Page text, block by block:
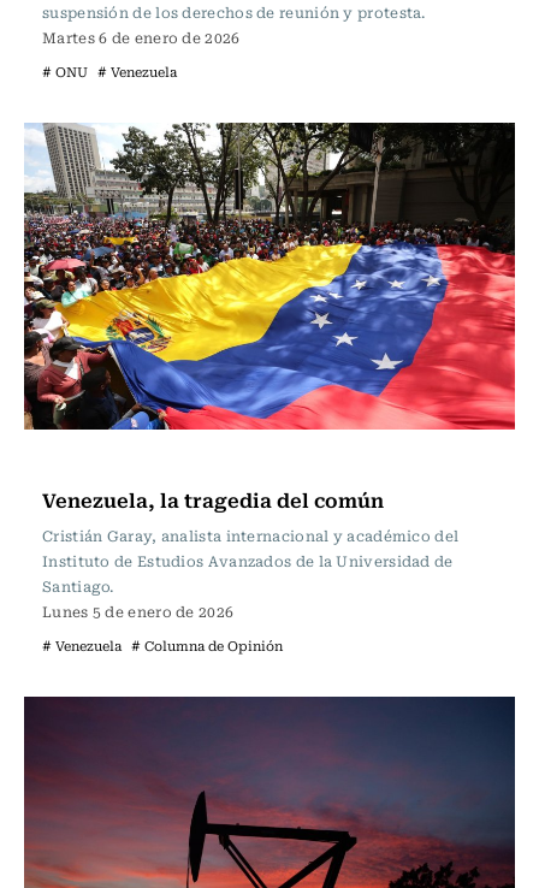
suspensión de los derechos de reunión y protesta.
Martes 6 de enero de 2026
# ONU # Venezuela
Venezuela, la tragedia del común
Cristián Garay, analista internacional y académico del
Instituto de Estudios Avanzados de la Universidad de
Santiago.
Lunes 5 de enero de 2026
# Venezuela # Columna de Opinión